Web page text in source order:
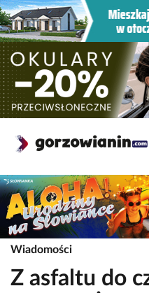
Wiadomości
Z asfaltu do